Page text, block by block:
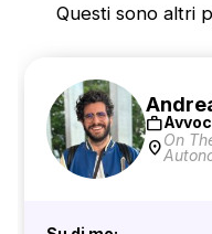
Questi sono altri
work
location_onOn